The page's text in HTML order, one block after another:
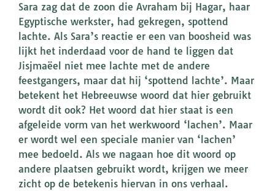
Sara zag dat de zoon die Avraham bij Hagar, haar
Egyptische werkster, had gekregen, spottend
lachte. Als Sara’s reactie er een van boosheid was
lijkt het inderdaad voor de hand te liggen dat
Jisjmaëel niet mee lachte met de andere
feestgangers, maar dat hij ‘spottend lachte’. Maar
betekent het Hebreeuwse woord dat hier gebruikt
wordt dit ook? Het woord dat hier staat is een
afgeleide vorm van het werkwoord ‘lachen’. Maar
er wordt wel een speciale manier van ‘lachen’
mee bedoeld. Als we nagaan hoe dit woord op
andere plaatsen gebruikt wordt, krijgen we meer
zicht op de betekenis hiervan in ons verhaal.